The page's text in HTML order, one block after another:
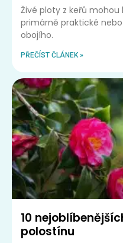
Živé ploty z keřů
primárně praktické
obojího.
PŘEČÍST ČLÁNEK »
10
polostínu